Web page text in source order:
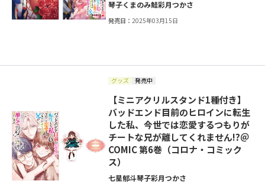
琴子くまのみ鮭彩月つかさ
発売日：2025年03月15日
グッズ 発売中
【ミニアクリルスタンド1種付き】
バッドエンド目前のヒロインに転生
した私、今世では恋愛するつもりが
チートな兄が離してくれません!?＠
COMIC 第6巻（コロナ・コミック
ス）
七星郁斗琴子彩月つかさ